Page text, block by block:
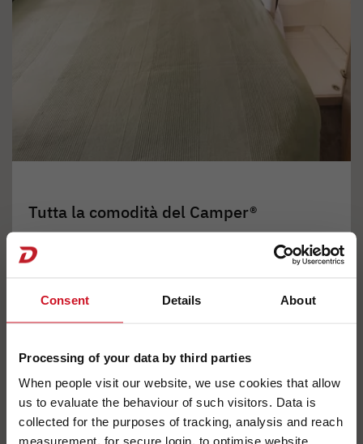
Consent Details About
Processing of your data by third parties
When people visit our website, we use cookies that allow
us to evaluate the behaviour of such visitors. Data is
collected for the purposes of tracking, analysis and reach
measurement, for secure login, to optimise website
Tutta la comodità del Camper®
Qui sì che si dorme bene! Sui materassi in
termoregolante. Il lavabo aperto offre una
grande libertà di movimento. In alternativa, è
FMK